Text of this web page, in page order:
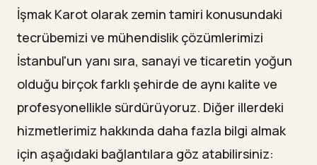
İşmak Karot olarak zemin tamiri konusundaki
tecrübemizi ve mühendislik çözümlerimizi
İstanbul'un yanı sıra, sanayi ve ticaretin yoğun
olduğu birçok farklı şehirde de aynı kalite ve
profesyonellikle sürdürüyoruz. Diğer illerdeki
hizmetlerimiz hakkında daha fazla bilgi almak
için aşağıdaki bağlantılara göz atabilirsiniz: